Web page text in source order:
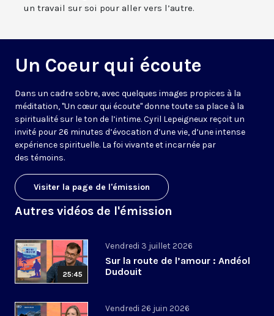
un travail sur soi pour aller vers l’autre.
Un Coeur qui écoute
Dans un cadre sobre, avec quelques images propices à la
méditation, "Un cœur qui écoute" donne toute sa place à la
spiritualité sur le ton de l’intime. Cyril Lepeigneux reçoit un
invité pour 26 minutes d’évocation d’une vie, d’une intense
expérience spirituelle. La foi vivante et incarnée par
des témoins.
Visiter la page de l'émission
Autres vidéos de l'émission
25:45
Vendredi 3 juillet 2026
Sur la route de l’amour : Andéol
Dudouit
Vendredi 26 juin 2026